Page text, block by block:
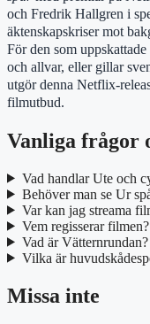
och Fredrik Hallgren i
äktenskapskriser mot
För den som
och allvar, eller gillar
utgör denna Netflix-
filmutbud.
Vanliga frågor
Vad handlar Ute och
Behöver man se Ur
Var kan jag streama
Vem regisserar filmen?
Vad är Vätternrundan?
Vilka är
Missa inte